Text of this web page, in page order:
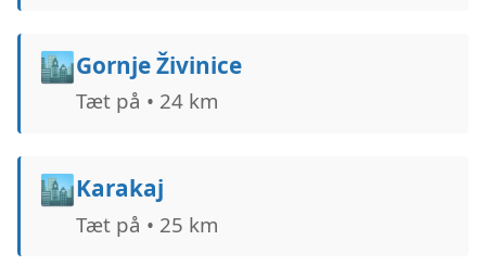
🏙️Gornje Živinice
Tæt på • 24 km
🏙️Karakaj
Tæt på • 25 km